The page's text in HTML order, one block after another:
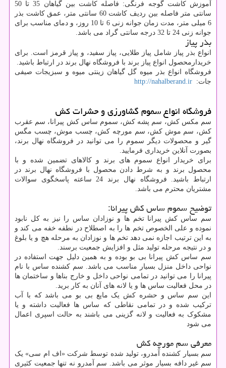
آموزش کاشت گوجه فرنگی: فاصله کاشت بین گیاهان 35 تا 50
سانتی متر فاصله بین ردیف کاشت 60 سانتی متر، عمق کاشت بذر
6 میلی متر، مدت زمان جوانه زنی 6 تا 10 روز، و دمای مناسب برای
جوانه زنی 24 تا 32 درجه سانتی گراد می باشد.
بذر پیاز
انواع بذر پیاز شامل پیاز طلایی، پیاز سفید، و پیاز قرمز است. برای
خریدارمحصول انواع پیاز برند با فروشگاه نهال برند در ارتباط باشید.
فروشگاه انواع بذر میوه گل گیاهان زینتی میوه و سبزیجات صیفی
جات: http://nahalberand.ir
فروشگاه انواع سموم گشاورزی و حشرات کش
سم مکس کش، سم پشه کش، سموم ساس کش پیرانا، سم عقرب
کش، سم موش کش، سم مورچه کش، چسب موش، چسب مگس
گیر و محصولات دیگر سموم را می توانید در فروشگاه نهال برند،
بصورت آنلاین خریداری فرمایید.
برای خریدار انواع سموم های برند و کالاهای تضمین شده و با
محصول برند و به شرط دادن محصول با فروشگاه نهال برند در
ارتباط باشید. فروشگاه نهال برند 24 ساعته پاسخگوی سوالات
مشتریان محترم می باشد.
توضیح سموم ساس کش پیرانا:
سم ساس کش پیرانا تخم ها و نوزادان ساس را نیز به کل نابود
نموده و علی الخصوص تخم ها را به اصطلاح در نطفه خفه می کند و
به این ترتیب اجازه نمی دهد تخم ها و نوزادان به مرحله هچ و یا بلوغ
و در نتیجه مرحله تولید مثل و افزایش جمعیت برسند.
سم ساس کش پیرانا بی بو بوده و به همین دلیل جهت استفاده در
نواحی داخل منزل بسیار مناسب می باشد. سم کشنده ساس با نام
پیرانا را می توانید در تمامی نواحی داخل و خارج بناها و ساختمان ها
در محل فعالیت ساس ها و یا لانه های آنان به کار برید.
این سم ساس و حشره کش یک مایع بی بو می باشد که با آب
ترکیب شده و در تمامی نقاطی که ساس ها فعالیت داشته و یا
مشکوک به فعالیت و لانه گزینی می باشند به حالت اسپری اعمال
می شود
معرفی سم مورچه کش
سم بسیار کشنده آمدرو، تولید شده توسط شرکت «اف ام سی» یک
سم غیر دافه بسیار موثر می باشد. سم آمدرو نه تنها جمعیت کثیری